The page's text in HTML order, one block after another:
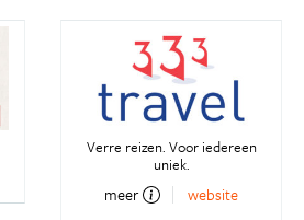
Verre reizen. Voor iedereen
uniek.
meer website